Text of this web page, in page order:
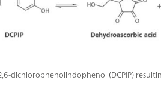
dichlorophenolindophenol (DCPIP)